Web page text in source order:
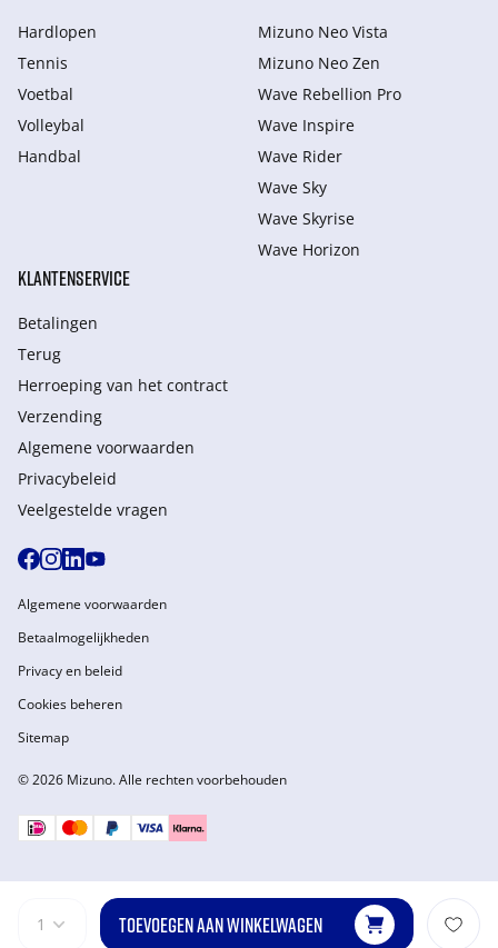
1 TOEVOEGEN AAN WINKELWAGEN
Hardlopen
Tennis
Voetbal
Volleybal
Handbal
Mizuno Neo Vista
Mizuno Neo Zen
Wave Rebellion Pro
Wave Inspire
Wave Rider
Wave Sky
Wave Skyrise
Wave Horizon
KLANTENSERVICE
Betalingen
Terug
Herroeping van het contract
Verzending
Algemene voorwaarden
Privacybeleid
Veelgestelde vragen
© 2026 Mizuno. Alle rechten voorbehouden
Algemene voorwaarden
Betaalmogelijkheden
Privacy en beleid
Cookies beheren
Sitemap